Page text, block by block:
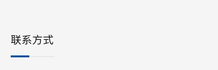
联系方式